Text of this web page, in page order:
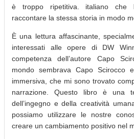
è troppo ripetitiva. italiano che
raccontare la stessa storia in modo
È una lettura affascinante,
interessati alle opere di DW
competenza dell’autore Capo
mondo sembrava Capo Scirocco
immersiva, che mi sono trovato
narrazione. Questo libro è una
dell’ingegno e della creatività
possiamo utilizzare le nostre
creare un cambiamento positivo nel